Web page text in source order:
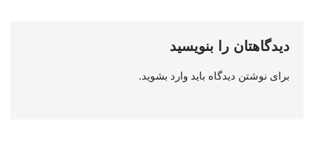
دیدگاهتان را بنویسید
برای نوشتن دیدگاه باید وارد بشوید.